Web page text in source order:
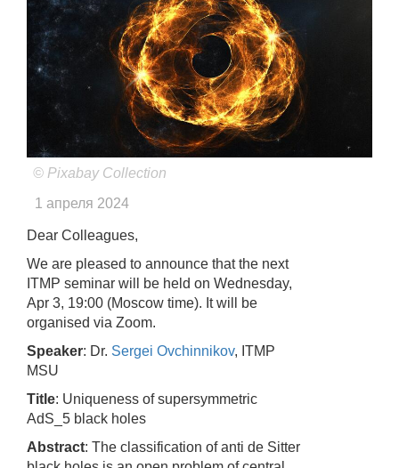
© Pixabay Collection
1 апреля 2024
Dear Colleagues,
We are pleased to announce that the next
ITMP seminar will be held on Wednesday,
Apr 3, 19:00 (Moscow time). It will be
organised via Zoom.
Speaker: Dr. Sergei Ovchinnikov, ITMP
MSU
Title: Uniqueness of supersymmetric
AdS_5 black holes
Abstract: The classification of anti de Sitter